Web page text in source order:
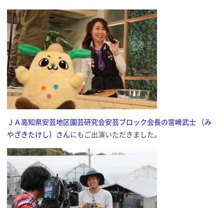
ＪＡ高知県安芸地区園芸研究会安芸ブロック会長の宮﨑武士 （み
やざきたけし）さんにもご出演いただきました。